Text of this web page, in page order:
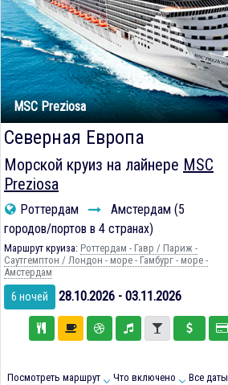
MSC Preziosa
Северная Европа
Морской круиз на лайнере MSC
Preziosa
Роттердам
Амстердам (5
городов/портов в 4 странах)
Маршрут круиза: Роттердам - Гавр / Париж -
Саутгемптон / Лондон - море - Гамбург - море -
Амстердам
6 ночей 28.10.2026 - 03.11.2026
Посмотреть маршрут Что включено Все даты